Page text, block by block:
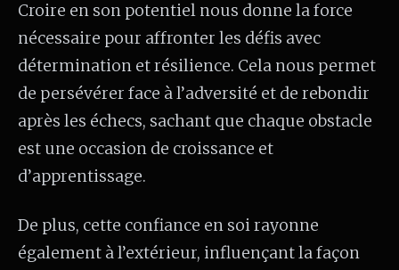
Croire en son potentiel nous donne la force
nécessaire pour affronter les défis avec
détermination et résilience. Cela nous permet
de persévérer face à l’adversité et de rebondir
après les échecs, sachant que chaque obstacle
est une occasion de croissance et
d’apprentissage.
De plus, cette confiance en soi rayonne
également à l’extérieur, influençant la façon